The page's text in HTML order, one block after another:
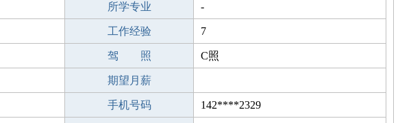
所学专业 -
工作经验 7
驾 照 C照
期望月薪
手机号码 142****2329